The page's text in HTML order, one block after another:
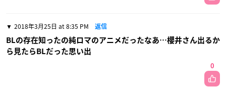
2018年3月25日 at 8:35 PM 返信
BLの存在知ったの純ロマのアニメだったなあ…櫻井さん出るか
ら見たらBLだった思い出
0